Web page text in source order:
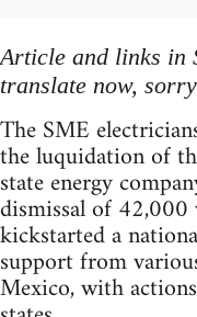
Article and links in
translate now,
The SME
the luquidation of
state energy
dismissal of 42,000
kickstarted a
support from
Mexico, with